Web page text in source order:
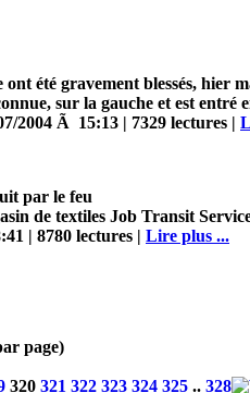
ont été gravement blessés,
sur la gauche et est
2004 Ã 15:13 | 7329 lectures |
par le feu
de textiles Job Transit
| 8780 lectures | Lire plus ...
page)
320 321 322 323 324 325 .. 328